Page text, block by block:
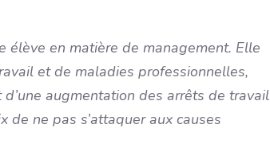
élève en matière de management. Elle
et de maladies professionnelles,
augmentation des arrêts de travail
ne pas s’attaquer aux causes